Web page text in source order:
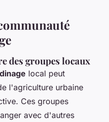
des groupes locaux
local peut
l'agriculture urbaine
Ces groupes
avec d'autres